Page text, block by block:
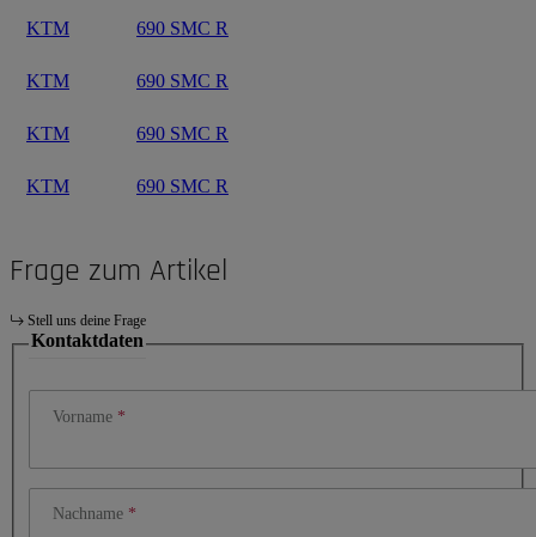
KTM 690 SMC R
KTM 690 SMC R
KTM 690 SMC R
KTM 690 SMC R
Frage zum Artikel
Stell uns deine Frage
Kontaktdaten
Vorname
Nachname